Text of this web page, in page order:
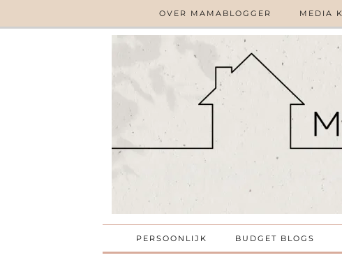
OVER MAMABLOGGER MEDIA
PERSOONLIJK BUDGET BLOGS